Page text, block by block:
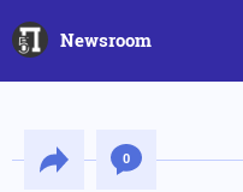
Newsroom
0